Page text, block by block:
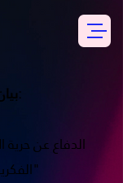
بيان بشأن الملكية الفكرية:
الفكرية للمدربين / المتدربين"